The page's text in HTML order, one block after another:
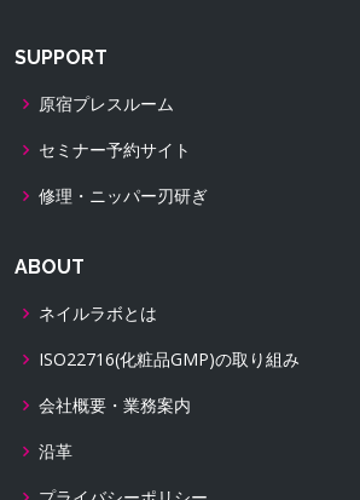
SUPPORT
原宿プレスルーム
セミナー予約サイト
修理・ニッパー刃研ぎ
ABOUT
ネイルラボとは
ISO22716(化粧品GMP)の取り組み
会社概要・業務案内
沿革